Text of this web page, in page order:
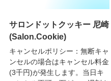
サロンドットクッキー 尼崎
(Salon.Cookie)
キャンセルポリシー：無断キャ
ンセルの場合はキャンセル料金
(3千円)が発生します。当日キ